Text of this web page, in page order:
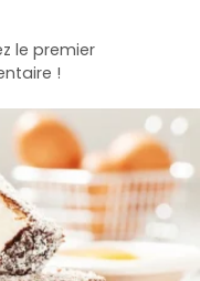
le premier
!